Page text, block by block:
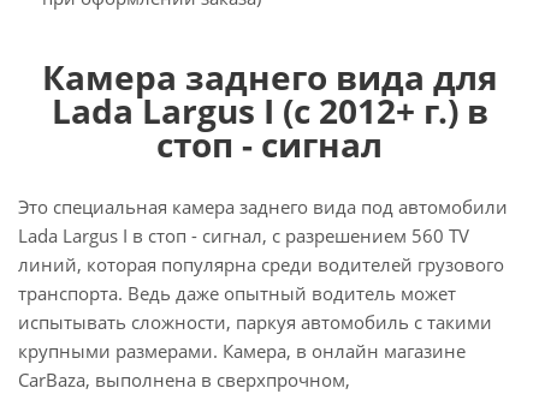
Камера заднего вида для
Lada Largus I (с 2012+ г.) в
стоп - сигнал
Это специальная камера заднего вида под автомобили
Lada Largus I в стоп - сигнал, с разрешением 560 TV
линий, которая популярна среди водителей грузового
транспорта. Ведь даже опытный водитель может
испытывать сложности, паркуя автомобиль с такими
крупными размерами. Камера, в онлайн магазине
CarBaza, выполнена в сверхпрочном,